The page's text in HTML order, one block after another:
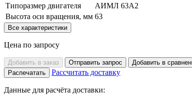
Типоразмер двигателя
АИМЛ 63А2
Высота оси вращения, мм 63
Все характеристики
Цена по запросу
Добавить в заказ Отправить запрос
Добавить в
Распечатать
Рассчитать доставку
Данные для расчёта доставки: